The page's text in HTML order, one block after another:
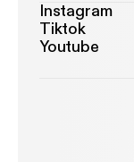
Instagram
Tiktok
Youtube